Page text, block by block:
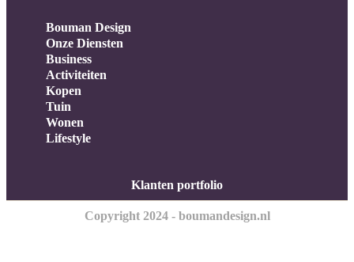
Bouman Design
Onze Diensten
Business
Activiteiten
Kopen
Tuin
Wonen
Lifestyle
Klanten portfolio
Copyright 2024 - boumandesign.nl